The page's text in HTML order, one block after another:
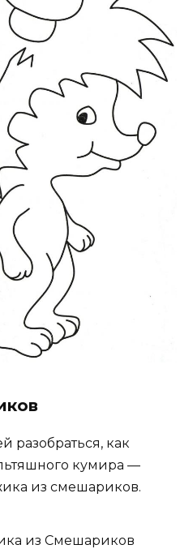
разобраться, как
кумира —
из смешариков.
из Смешариков